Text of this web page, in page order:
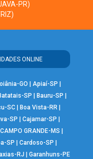
PR)
ONLINE
GO Apiaí-SP
SP Bauru-SP
SC Boa Vista-RR
SP Cajamar-SP
CAMPO GRANDE-MS
SP Cardoso-SP
RJ
Garanhuns-PE